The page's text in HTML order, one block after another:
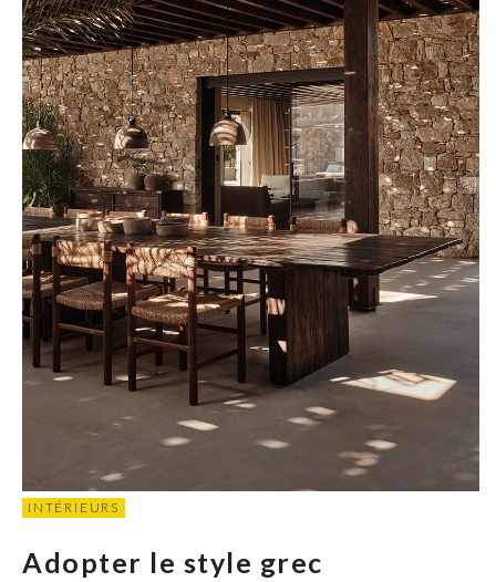
INTÉRIEURS
Adopter le style grec